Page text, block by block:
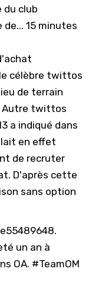
du club
15 minutes
célèbre twittos
de terrain
Autre twittos
a indiqué dans
en effet
de recruter
. D'après cette
sans option
.
un an à
OA. #TeamOM